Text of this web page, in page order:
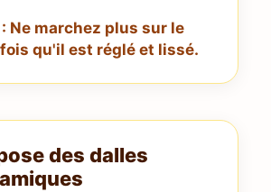
Ne marchez plus sur le
qu'il est réglé et lissé.
des dalles